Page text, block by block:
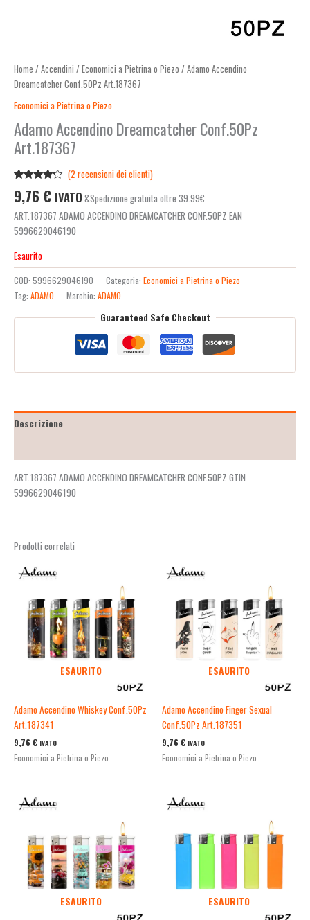
Home / Accendini / Economici a Pietrina o Piezo / Adamo Accendino
Dreamcatcher Conf.50Pz Art.187367
Economici a Pietrina o Piezo
Adamo Accendino Dreamcatcher Conf.50Pz
Art.187367
4.00 su
5 su
base di
(2 recensioni dei clienti)
9,76 € IVATO &Spedizione gratuita oltre 39.99€
ART.187367 ADAMO ACCENDINO DREAMCATCHER CONF.50PZ EAN
5996629046190
Esaurito
COD: 5996629046190 Categoria: Economici a Pietrina o Piezo
Tag: ADAMO Marchio: ADAMO
Guaranteed Safe Checkout
Descrizione
ART.187367 ADAMO ACCENDINO DREAMCATCHER CONF.50PZ GTIN
5996629046190
Prodotti correlati
ESAURITO
Adamo Accendino Whiskey Conf.50Pz
Art.187341
9,76 € IVATO
Economici a Pietrina o Piezo
ESAURITO
Adamo Accendino Finger Sexual
Conf.50Pz Art.187351
9,76 € IVATO
Economici a Pietrina o Piezo
ESAURITO ESAURITO